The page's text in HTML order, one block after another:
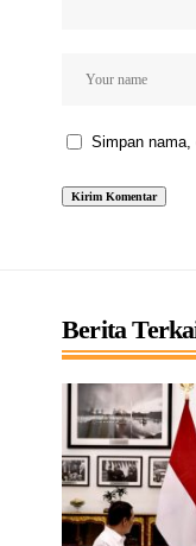
Simpan nama,
Berita